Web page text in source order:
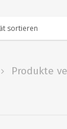
Produkte